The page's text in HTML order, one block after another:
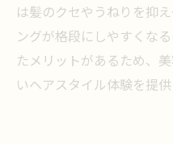
は髪のクセやうねりを抑
ングが格段にしやすくな
たメリットがあるため、
いヘアスタイル体験を提供